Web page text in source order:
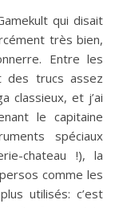
qui disait
très bien,
Entre les
des trucs assez
classieux, et j’ai
le capitaine
spéciaux
chateau !), la
comme les
utilisés: c’est